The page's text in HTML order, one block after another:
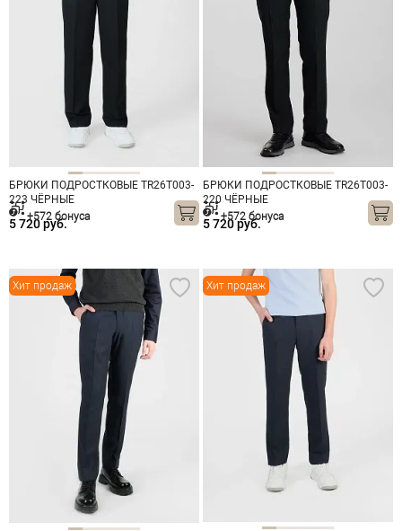
БРЮКИ ПОДРОСТКОВЫЕ TR26T003-
223 ЧЁРНЫЕ
5 720 руб.
+572 бонуса
БРЮКИ ПОДРОСТКОВЫЕ TR26T003-
220 ЧЁРНЫЕ
5 720 руб.
+572 бонуса
Хит продаж Хит продаж